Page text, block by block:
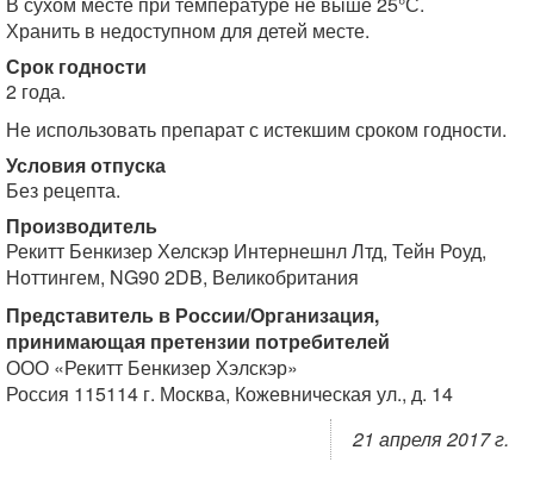
Хранить в недоступном для детей месте.
Срок годности
2 года.
Не использовать препарат с истекшим сроком годности.
Условия отпуска
Без рецепта.
Производитель
Рекитт Бенкизер Хелскэр Интернешнл Лтд, Тейн Роуд,
Ноттингем, NG90 2DB, Великобритания
Представитель в России/Организация,
принимающая претензии потребителей
ООО «Рекитт Бенкизер Хэлскэр»
Россия 115114 г. Москва, Кожевническая ул., д. 14
21 апреля 2017 г.